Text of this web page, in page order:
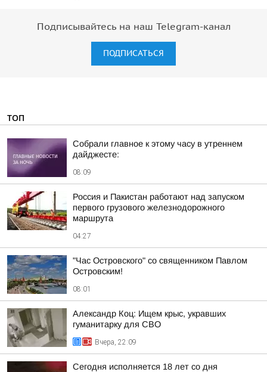
Подписывайтесь на наш Telegram-канал
ПОДПИСАТЬСЯ
ТОП
Собрали главное к этому часу в утреннем
дайджесте:
08:09
Россия и Пакистан работают над запуском
первого грузового железнодорожного
маршрута
04:27
"Час Островского" со священником Павлом
Островским!
08:01
Александр Коц: Ищем крыс, укравших
гуманитарку для СВО
Вчера, 22:09
Сегодня исполняется 18 лет со дня